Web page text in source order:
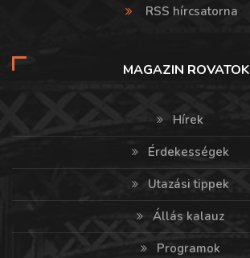
RSS hírcsatorna
MAGAZIN ROVATOK
Hírek
Érdekességek
Utazási tippek
Állás kalauz
Programok